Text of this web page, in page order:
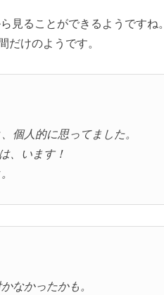
見ることができるようですね。
けのようです。
個人的に思ってました。
、います！
なかったかも。